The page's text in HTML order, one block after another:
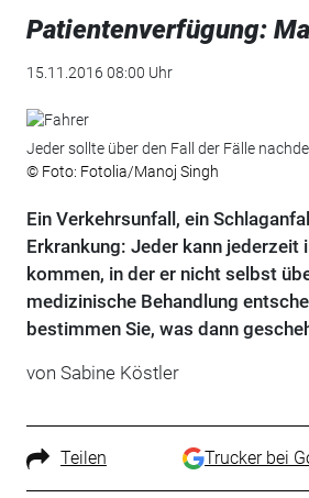
Patientenverfügung:
15.11.2016 08:00 Uhr
Jeder sollte über den Fall der Fälle
© Foto: Fotolia/Manoj Singh
Ein Verkehrsunfall, ein
Erkrankung: Jeder kann jederzeit
kommen, in der er nicht selbst
medizinische Behandlung
bestimmen Sie, was dann
von Sabine Köstler
Teilen Trucker bei